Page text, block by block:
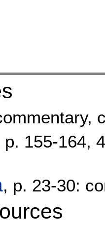
p. 155-164,
, p. 23-30: